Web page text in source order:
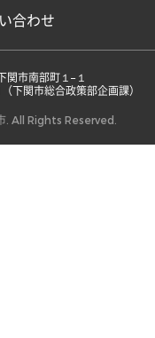
合わせ
下関市総合政策部企画課）
. All Rights Reserved.